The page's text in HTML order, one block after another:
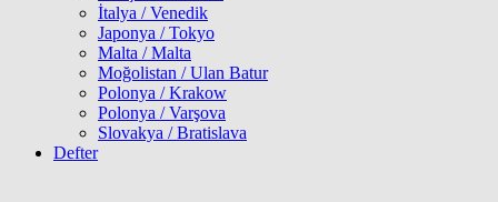
İtalya / Venedik
Japonya / Tokyo
Malta / Malta
Moğolistan / Ulan Batur
Polonya / Krakow
Polonya / Varşova
Slovakya / Bratislava
Defter